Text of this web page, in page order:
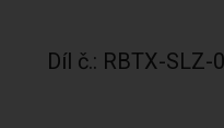
Díl č.: RBTX-SLZ-